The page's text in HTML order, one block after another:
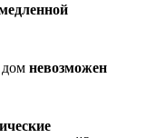
невозможен